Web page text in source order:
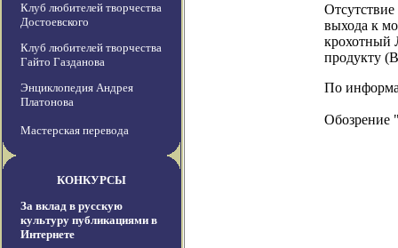
Клуб любителей творчества
Достоевского
Клуб любителей творчества
Гайто Газданова
Энциклопедия Андрея
Платонова
Мастерская перевода
КОНКУРСЫ
За вклад в русскую
культуру публикациями в
Интернете
выхода к
крохотный
продукту
По
Обозрение